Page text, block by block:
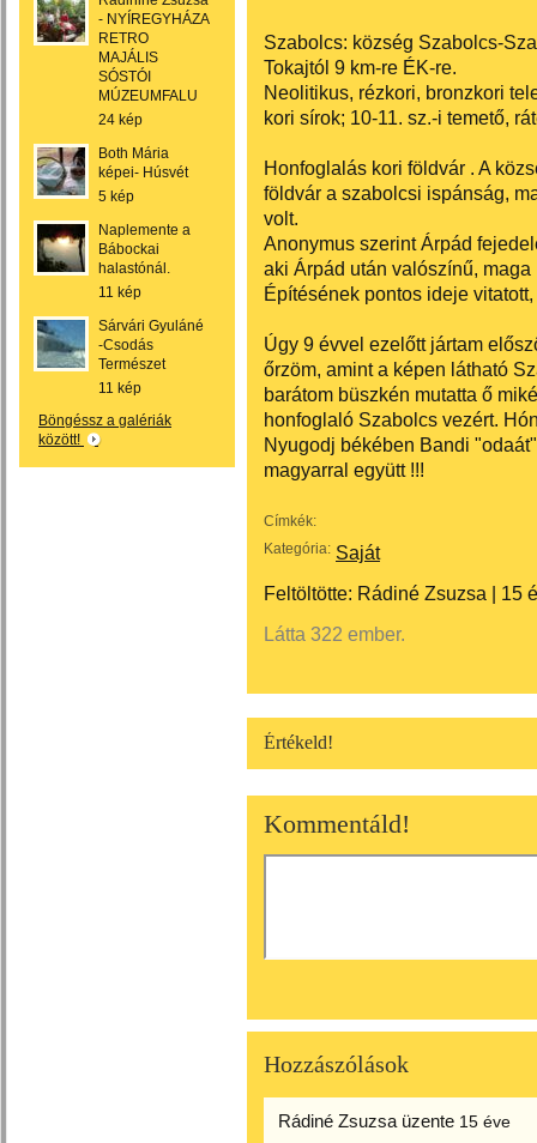
- NYÍREGYHÁZA
RETRO
MAJÁLIS
SÓSTÓI
MÚZEUMFALU
24 kép
Both Mária
képei- Húsvét
5 kép
Naplemente a
Bábockai
halastónál.
11 kép
Sárvári Gyuláné
-Csodás
Természet
11 kép
Böngéssz a galériák
között!
Szabolcs: község Szabolcs-
Tokajtól 9 km-re ÉK-re.
Neolitikus, rézkori, bronzkori
kori sírok; 10-11. sz.-i temető,
Honfoglalás kori földvár . A
földvár a szabolcsi ispánság,
volt.
Anonymus szerint Árpád
aki Árpád után valószínű, maga
Építésének pontos ideje
Úgy 9 évvel ezelőtt jártam
őrzöm, amint a képen látható
barátom büszkén mutatta ő
honfoglaló Szabolcs vezért.
Nyugodj békében Bandi
magyarral együtt !!!
Címkék:
Kategória: Saját
Feltöltötte: Rádiné Zsuzsa | 15
Látta 322 ember.
Értékeld!
Kommentáld!
Hozzászólások
Rádiné Zsuzsa üzente 15 éve